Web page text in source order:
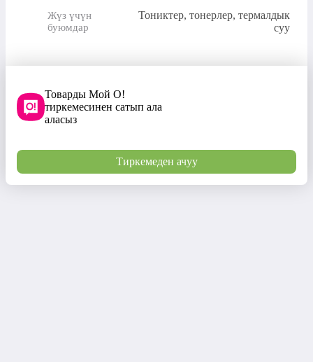
Жүз үчүн
буюмдар
Тониктер, тонерлер, термалдык
суу
Товарды Мой О!
тиркемесинен сатып ала
аласыз
Тиркемеден ачуу